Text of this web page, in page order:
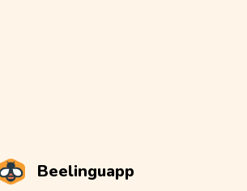
Beelinguapp